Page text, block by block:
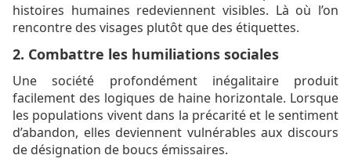
histoires humaines redeviennent visibles. Là où l’on
rencontre des visages plutôt que des étiquettes.
2. Combattre les humiliations sociales
Une société profondément inégalitaire produit
facilement des logiques de haine horizontale. Lorsque
les populations vivent dans la précarité et le sentiment
d’abandon, elles deviennent vulnérables aux discours
de désignation de boucs émissaires.